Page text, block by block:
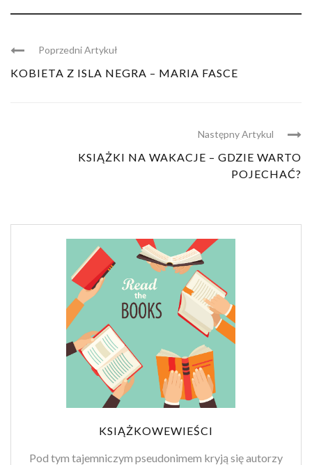
Poprzedni Artykuł
KOBIETA Z ISLA NEGRA – MARIA FASCE
Następny Artykul
KSIĄŻKI NA WAKACJE – GDZIE WARTO
POJECHAĆ?
KSIĄŻKOWEWIEŚCI
Pod tym tajemniczym pseudonimem kryją się autorzy